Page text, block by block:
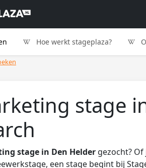
Hoe werkt stageplaza?
stage
stage in Den Helder gezocht?
een stage begint bij